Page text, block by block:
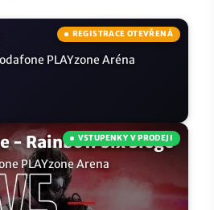
REGISTRACE OTEVŘENÁ
PLAYzone Aréna
VSTUPENKY V PRODEJI
- Rainbow Six Siege
PLAYzone Arena